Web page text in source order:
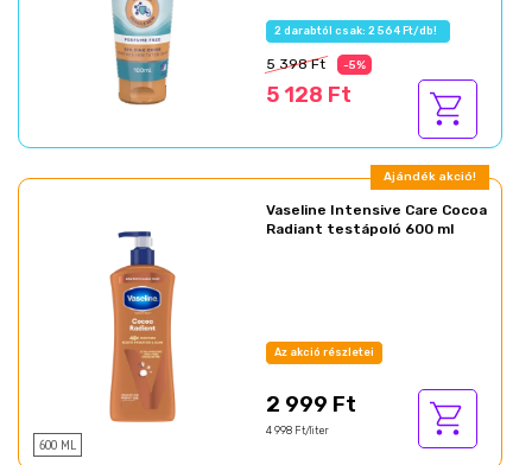
2 darabtól csak: 2 564 Ft/db!
5 398 Ft -5%
5 128 Ft
Ajándék akció!
600 ML
Vaseline Intensive Care Cocoa
Radiant testápoló 600 ml
Az akció részletei
2 999 Ft
4 998 Ft/liter